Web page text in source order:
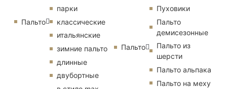
Пальто
парки
классические
итальянские
зимние пальто
длинные
двубортные
Пальто
Пуховики
Пальто
демисезонные
Пальто из
шерсти
Пальто альпака
Пальто на меху